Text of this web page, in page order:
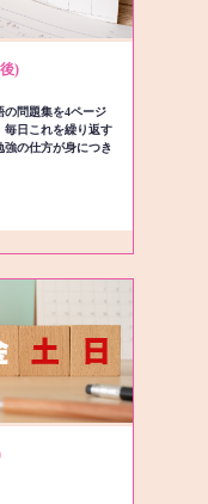
)
の問題集を4ページ
毎日これを繰り返す
強の仕方が身につき